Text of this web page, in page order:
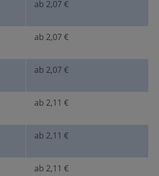
ab 2,07 €
ab 2,07 €
ab 2,07 €
ab 2,11 €
ab 2,11 €
ab 2,11 €